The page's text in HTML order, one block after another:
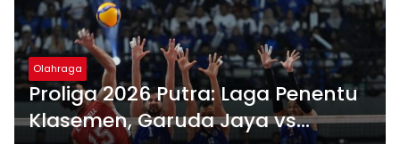
Olahraga
Proliga 2026 Putra: Laga Penentu
Klasemen, Garuda Jaya vs